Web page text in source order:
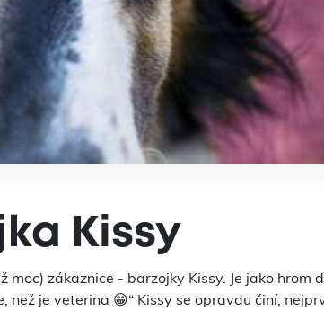
Kissy
zákaznice - barzojky Kissy. Je jako hrom
je veterina 😁“ Kissy se opravdu činí,